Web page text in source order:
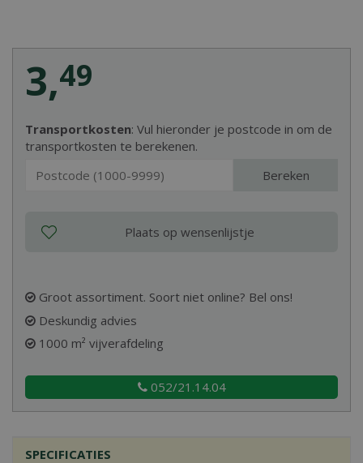
Transportkosten: Vul hieronder je postcode in om de
transportkosten te berekenen.
Bereken
3,49
Groot assortiment. Soort niet online? Bel ons!
Deskundig advies
1000 m² vijverafdeling
052/21.14.04
SPECIFICATIES